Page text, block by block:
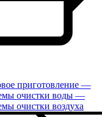
приготовление —
очистки воды —
очистки воздуха